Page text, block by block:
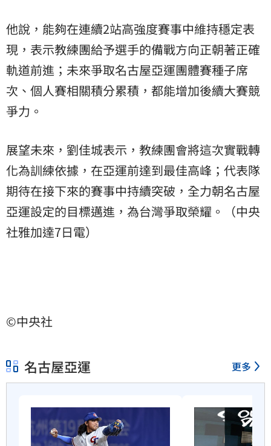
他說，能夠在連續2站高強度賽事中維持穩定表
現，表示教練團給予選手的備戰方向正朝著正確
軌道前進；未來爭取名古屋亞運團體賽種子席
次、個人賽相關積分累積，都能增加後續大賽競
爭力。
展望未來，劉佳城表示，教練團會將這次實戰轉
化為訓練依據，在亞運前達到最佳高峰；代表隊
期待在接下來的賽事中持續突破，全力朝名古屋
亞運設定的目標邁進，為台灣爭取榮耀。（中央
社雅加達7日電）
©中央社
名古屋亞運 更多